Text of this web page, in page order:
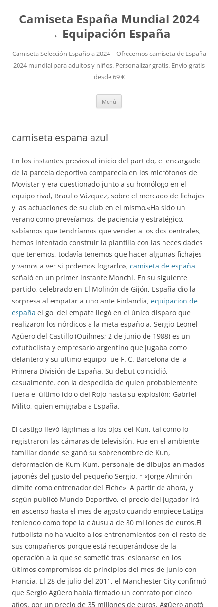
Camiseta España Mundial 2024
→ Equipación España
Camiseta Selección Española 2024 – Ofrecemos camiseta de España
2024 mundial para adultos y niños. Personalizar gratis. Envío gratis
desde 69 €
Menú
camiseta espana azul
En los instantes previos al inicio del partido, el encargado
de la parcela deportiva comparecía en los micrófonos de
Movistar y era cuestionado junto a su homólogo en el
equipo rival, Braulio Vázquez, sobre el mercado de fichajes
y las actuaciones de su club en el mismo.«Ha sido un
verano como preveíamos, de paciencia y estratégico,
sabíamos que tendríamos que vender a los dos centrales,
hemos intentado construir la plantilla con las necesidades
que tenemos, todavía tenemos que hacer algunas fichajes
y vamos a ver si podemos lograrlo», camiseta de españa
señaló en un primer instante Monchi. En su siguiente
partido, celebrado en El Molinón de Gijón, España dio la
sorpresa al empatar a uno ante Finlandia, equipacion de
españa el gol del empate llegó en el único disparo que
realizaron los nórdicos a la meta española. Sergio Leonel
Agüero del Castillo (Quilmes; 2 de junio de 1988) es un
exfutbolista y empresario argentino que jugaba como
delantero y su último equipo fue F. C. Barcelona de la
Primera División de España. Su debut coincidió,
casualmente, con la despedida de quien probablemente
fuera el último ídolo del Rojo hasta su explosión: Gabriel
Milito, quien emigraba a España.
El castigo llevó lágrimas a los ojos del Kun, tal como lo
registraron las cámaras de televisión. Fue en el ambiente
familiar donde se ganó su sobrenombre de Kun,
deformación de Kum-Kum, personaje de dibujos animados
japonés del gusto del pequeño Sergio. ↑ «Jorge Almirón
dimite como entrenador del Elche». A partir de ahora, y
según publicó Mundo Deportivo, el precio del jugador irá
en ascenso hasta el mes de agosto cuando empiece LaLiga
teniendo como tope la cláusula de 80 millones de euros.El
futbolista no ha vuelto a los entrenamientos con el resto de
sus compañeros porque está recuperándose de la
operación a la que se sometió tras lesionarse en los
últimos compromisos de principios del mes de junio con
Francia. El 28 de julio del 2011, el Manchester City confirmó
que Sergio Agüero había firmado un contrato por cinco
años, por un precio de 35 millones de euros. Agüero anotó